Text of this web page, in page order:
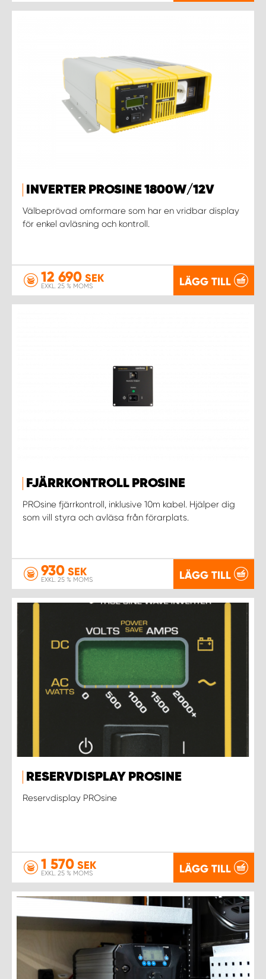
INVERTER PROSINE 1800W/12V
Välbeprövad omformare som har en vridbar display
för enkel avläsning och kontroll.
12 690 SEK
EXKL. 25 % MOMS LÄGG TILL
FJÄRRKONTROLL PROSINE
PROsine fjärrkontroll, inklusive 10m kabel. Hjälper dig
som vill styra och avläsa från förarplats.
930 SEK
EXKL. 25 % MOMS LÄGG TILL
RESERVDISPLAY PROSINE
Reservdisplay PROsine
1 570 SEK
EXKL. 25 % MOMS LÄGG TILL